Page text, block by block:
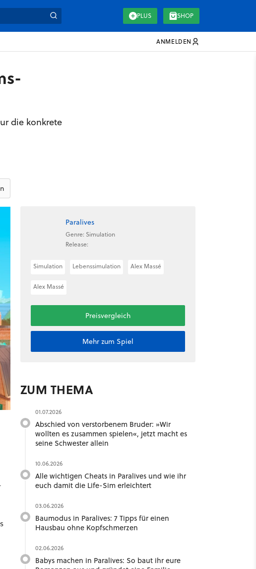
PLUS SHOP
ANMELDEN
die konkrete
Paralives
Genre: Simulation
Release:
Simulation Lebenssimulation Alex Massé
Alex Massé
Preisvergleich
Mehr zum Spiel
ZUM THEMA
01.07.2026
Abschied von verstorbenem Bruder: »Wir
wollten es zusammen spielen«, jetzt macht es
seine Schwester allein
10.06.2026
Alle wichtigen Cheats in Paralives und wie ihr
euch damit die Life-Sim erleichtert
03.06.2026
Baumodus in Paralives: 7 Tipps für einen
Hausbau ohne Kopfschmerzen
02.06.2026
Babys machen in Paralives: So baut ihr eure